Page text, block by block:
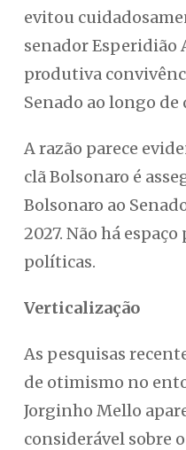
evitou
senador Esperidião
produtiva
Senado ao longo de
A razão parece
clã Bolsonaro é
Bolsonaro ao
2027. Não há
políticas.
Verticalização
As pesquisas
de otimismo no
Jorginho Mello
considerável sobre